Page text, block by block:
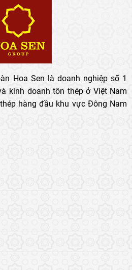
Hoa Sen là doanh nghiệp số 1
kinh doanh tôn thép ở Việt Nam
hàng đầu khu vực Đông Nam